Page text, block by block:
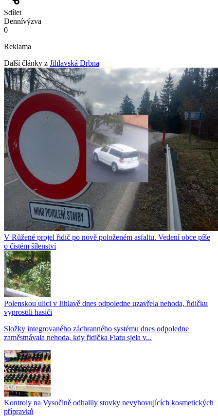
Sdílet
Dennívýzva
0
Reklama
Další články z Jihlavská Drbna
V Růžené projel řidič po nově položeném asfaltu. Vedení obce píše
o čistém šílenství
Polenskou ulici v Jihlavě dnes odpoledne uzavřela nehoda, řidičku
vyprostili hasiči
Složky integrovaného záchranného systému dnes odpoledne
zaměstnávala nehoda, kdy řidička Fiatu sjela v...
Kontroly na Vysočině odhalily stovky nevyhovujících kosmetických
přípravků